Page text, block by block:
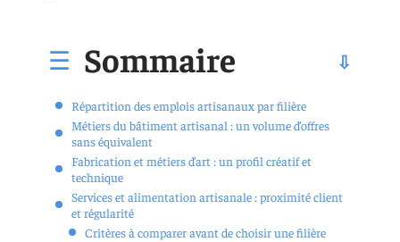
Sommaire
Répartition des emplois artisanaux par filière
Métiers du bâtiment artisanal : un volume d’offres
sans équivalent
Fabrication et métiers d’art : un profil créatif et
technique
Services et alimentation artisanale : proximité client
et régularité
Critères à comparer avant de choisir une filière